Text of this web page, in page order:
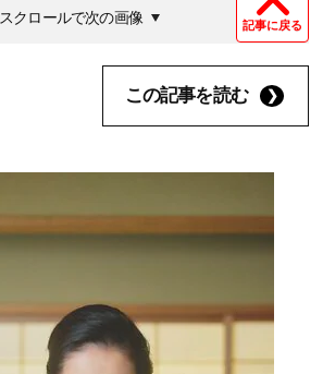
記事に戻る
スクロールで次の画像
この記事を読む